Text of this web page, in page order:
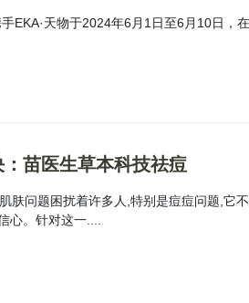
手EKA·天物于2024年6月1日至6月10日，
苗医生草本科技祛痘
肤问题困扰着许多人,特别是痘痘问题,它
心。针对这一....